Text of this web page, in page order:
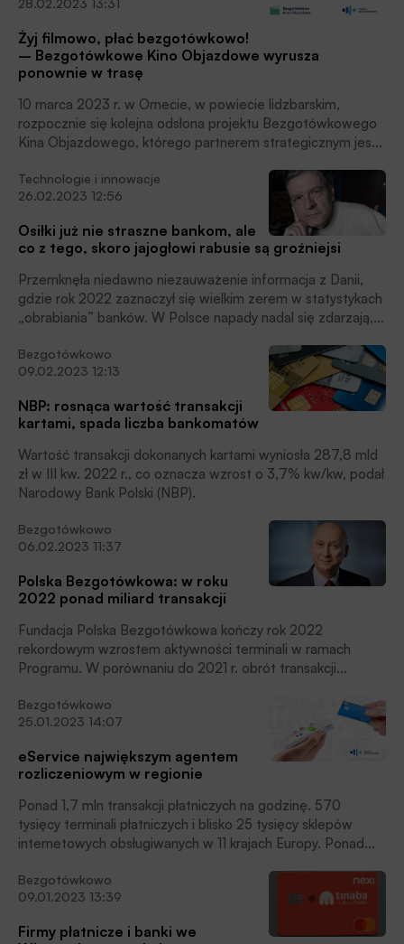
28.02.2023 13:31
Żyj filmowo, płać bezgotówkowo!
– Bezgotówkowe Kino Objazdowe wyrusza
ponownie w trasę
10 marca 2023 r. w Ornecie, w powiecie lidzbarskim,
rozpocznie się kolejna odsłona projektu Bezgotówkowego
Kina Objazdowego, którego partnerem strategicznym jest
w odpowiedzi na potrzebę upowszechniania kultury oraz
edukacji w zakresie finansów cyfrowych wśród
mieszkańców mniejszych miejscowości, w których na co
dzień nie ma dostępu do kina, czytamy w komunikacie
prasowym Outdoor Cinema.
Technologie i innowacje
26.02.2023 12:56
Osiłki już nie straszne bankom, ale
co z tego, skoro jajogłowi rabusie są groźniejsi
Przemknęła niedawno niezauważenie informacja z Danii,
gdzie rok 2022 zaznaczył się wielkim zerem w statystykach
„obrabiania” banków. W Polsce napady nadal się zdarzają,
Bezgotówkowo
09.02.2023 12:13
NBP: rosnąca wartość transakcji
kartami, spada liczba bankomatów
Wartość transakcji dokonanych kartami wyniosła 287,8 mld
zł w III kw. 2022 r., co oznacza wzrost o 3,7% kw/kw, podał
Narodowy Bank Polski (NBP).
Bezgotówkowo
06.02.2023 11:37
Polska Bezgotówkowa: w roku
2022 ponad miliard transakcji
Fundacja Polska Bezgotówkowa kończy rok 2022
rekordowym wzrostem aktywności terminali w ramach
Programu. W porównaniu do 2021 r. obrót transakcji
mld zł. Fundacja odnotowała również wzrost w liczbie
zrealizowanych transakcji, których w 2022 r. było 461,7 mln
– o 28% więcej niż rok wcześniej. Z kolei obszarem z
największą dynamiką aktywności terminali był sektor
publiczny – wartość transakcji wzrosła o prawie 63% w
porównaniu do 2021 roku, poinformowała FPB.
Bezgotówkowo
25.01.2023 14:07
eService największym agentem
rozliczeniowym w regionie
Ponad 1,7 mln transakcji płatniczych na godzinę. 570
tysięcy terminali płatniczych i blisko 25 tysięcy sklepów
internetowych obsługiwanych w 11 krajach Europy. Ponad
programie Polska Bezgotówkowa – podsumowuje wyniki
firma eService.
Bezgotówkowo
09.01.2023 13:39
Firmy płatnicze i banki we